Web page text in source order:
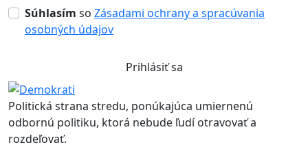
Súhlasím so Zásadami ochrany a spracúvania
osobných údajov
Prihlásiť sa
Politická strana stredu, ponúkajúca umiernenú
odbornú politiku, ktorá nebude ľudí otravovať a
rozdeľovať.